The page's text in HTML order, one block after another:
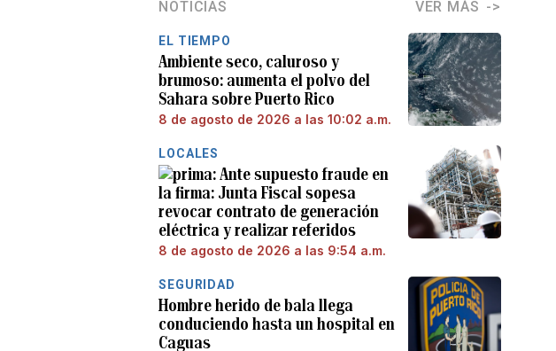
NOTICIAS VER MÁS
EL TIEMPO
Ambiente seco, caluroso y
brumoso: aumenta el polvo del
Sahara sobre Puerto Rico
8 de agosto de 2026 a las 10:02 a.m.
LOCALES
Ante supuesto fraude en
la firma: Junta Fiscal sopesa
revocar contrato de generación
eléctrica y realizar referidos
8 de agosto de 2026 a las 9:54 a.m.
SEGURIDAD
Hombre herido de bala llega
conduciendo hasta un hospital en
Caguas